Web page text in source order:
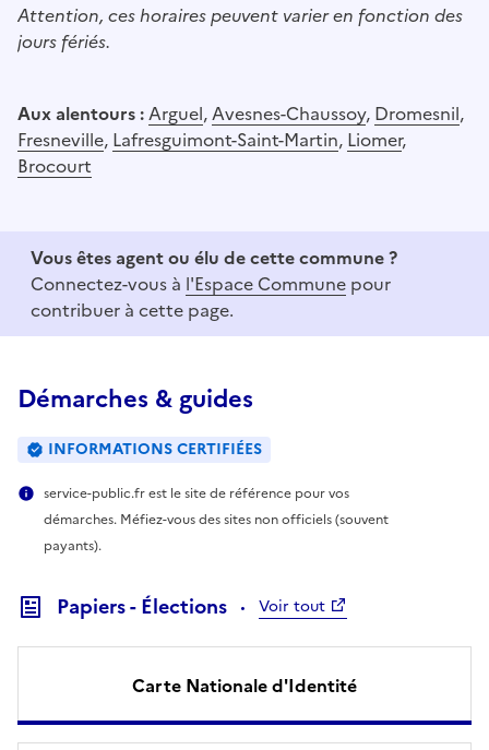
Attention, ces horaires peuvent varier en fonction des
jours fériés.
Aux alentours :Arguel,Avesnes-Chaussoy, Dromesnil,
Fresneville, Lafresguimont-Saint-Martin, Liomer,
Brocourt
Vous êtes agent ou élu de cette commune ?
Connectez-vous à l'Espace Commune pour
contribuer à cette page.
Démarches & guides
INFORMATIONS CERTIFIÉES
service-public.fr est le site de référence pour vos
démarches. Méfiez-vous des sites non officiels (souvent
payants).
Papiers - Élections Voir tout
Carte Nationale d'Identité